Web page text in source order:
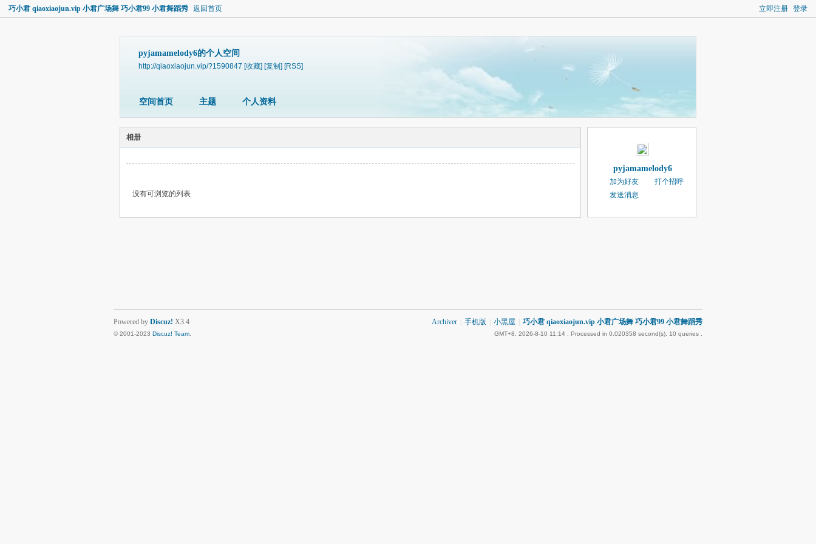
立即注册 登录
巧小君 qiaoxiaojun.vip 小君广场舞 巧小君99 小君舞蹈秀 返回首页
pyjamamelody6的个人空间
http://qiaoxiaojun.vip/?1590847 [收藏] [复制] [RSS]
空间首页 主题 个人资料
相册
没有可浏览的列表
pyjamamelody6
加为好友
打个招呼
发送消息
Archiver 手机版 小黑屋 巧小君 qiaoxiaojun.vip 小君广场舞 巧小君99 小君舞蹈秀
GMT+8, 2026-8-10 11:14 , Processed in 0.020358 second(s), 10 queries .
Powered by Discuz! X3.4
© 2001-2023 Discuz! Team